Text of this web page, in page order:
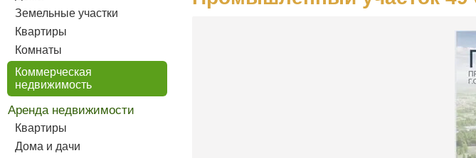
Земельные участки
Квартиры
Комнаты
Коммерческая
недвижимость
Аренда недвижимости
Квартиры
Дома и дачи